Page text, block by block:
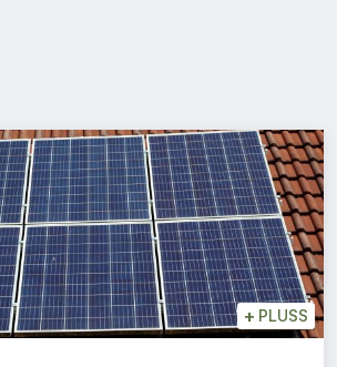
+ PLUSS